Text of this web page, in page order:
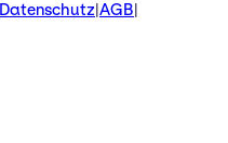
Datenschutz AGB